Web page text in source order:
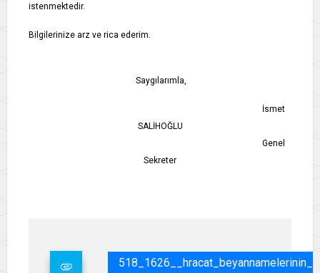
istenmektedir.
Bilgilerinize arz ve rica ederim.
Saygılarımla,
İsmet
SALİHOĞLU
Genel
Sekreter